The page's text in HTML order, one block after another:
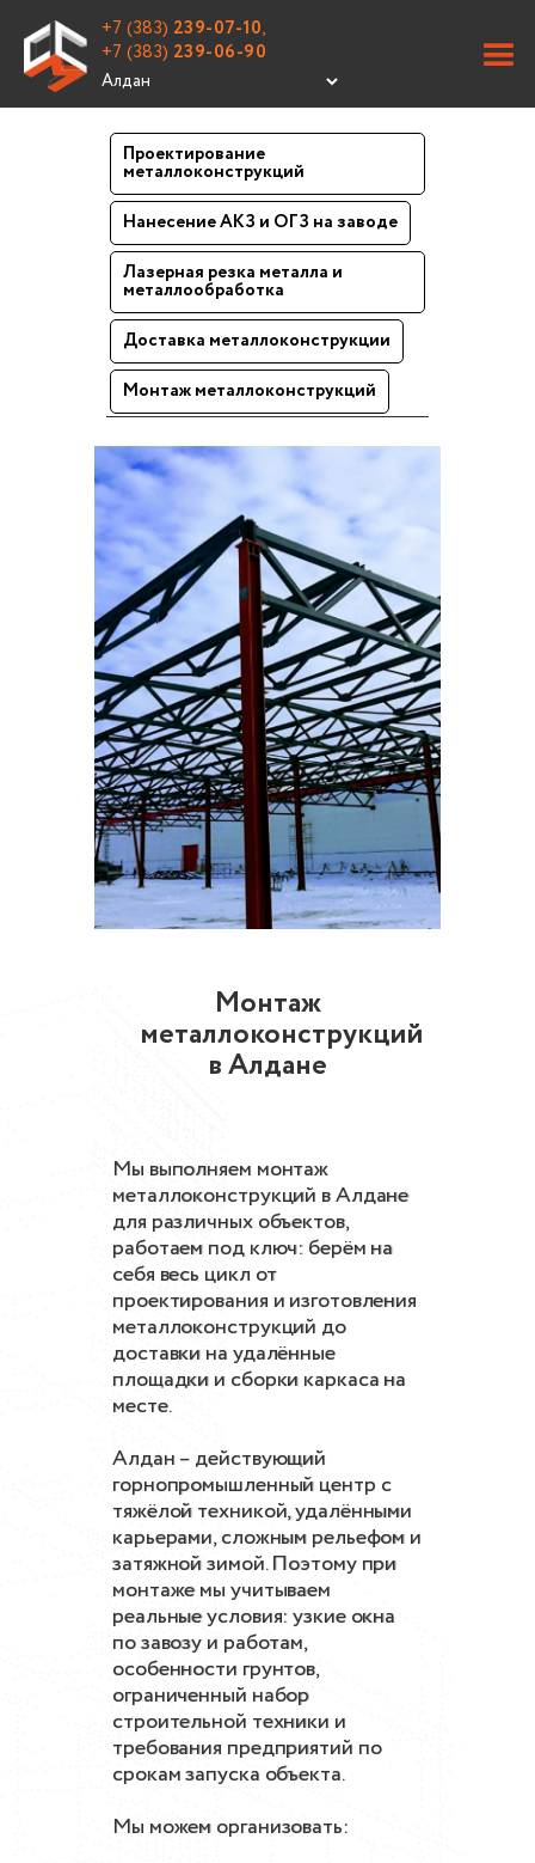
+7 (383) 239-07-10,
+7 (383) 239-06-90
Проектирование
металлоконструкций
Нанесение АКЗ и ОГЗ на заводе
Лазерная резка металла и
металлообработка
Доставка металлоконструкции
Монтаж металлоконструкций
Монтаж
металлоконструкций
в Алдане
Мы выполняем монтаж
металлоконструкций в Алдане
для различных объектов,
работаем под ключ: берём на
себя весь цикл от
проектирования и изготовления
металлоконструкций до
доставки на удалённые
площадки и сборки каркаса на
месте.
Алдан – действующий
горнопромышленный центр с
тяжёлой техникой, удалёнными
карьерами, сложным рельефом и
затяжной зимой. Поэтому при
монтаже мы учитываем
реальные условия: узкие окна
по завозу и работам,
особенности грунтов,
ограниченный набор
строительной техники и
требования предприятий по
срокам запуска объекта.
Мы можем организовать: